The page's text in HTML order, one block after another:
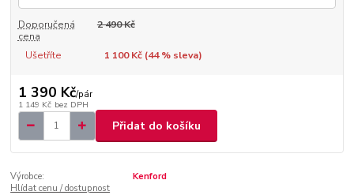
Doporučená
cena
2 490 Kč
Ušetříte 1 100 Kč (44% sleva)
1 390 Kč/pár
1 149 Kč bez DPH
Přidat do košíku
Výrobce:
Kenford
Hlídat cenu / dostupnost